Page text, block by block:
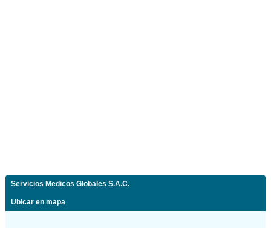
Servicios Medicos Globales S.A.C.
Ubicar en mapa